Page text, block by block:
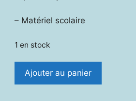
initial
15,00 €.
actuel
– Matériel scolaire
1 en stock
quantité
Ajouter au panier